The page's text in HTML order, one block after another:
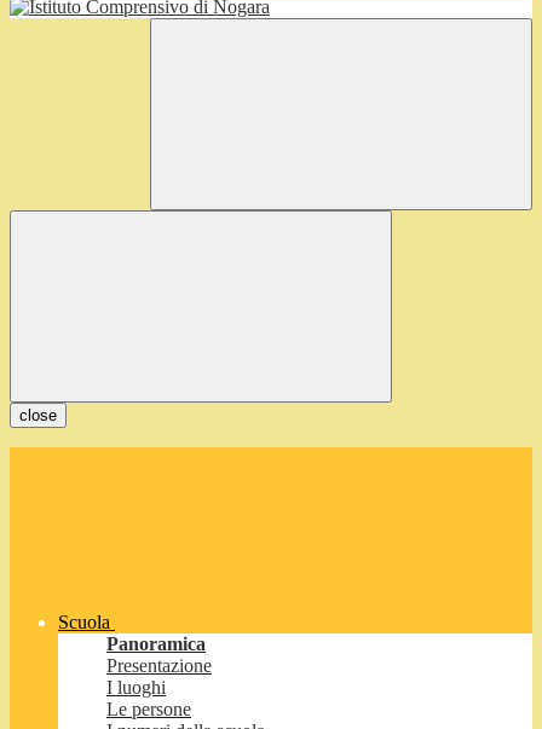
close
Scuola
Panoramica
Presentazione
I luoghi
Le persone